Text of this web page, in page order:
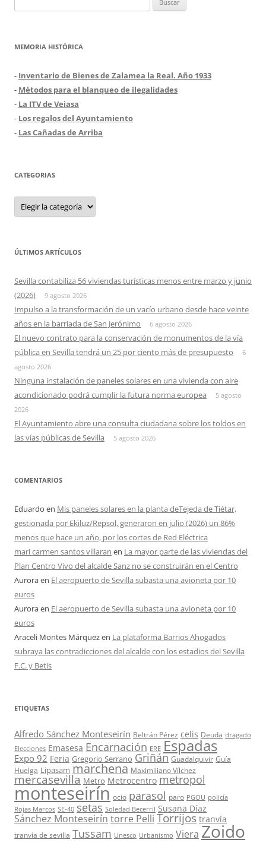
MEMORIA HISTÓRICA
- Inventario de Bienes de Zalamea la Real. Año 1933
- Métodos para el blanqueo de ilegalidades
- La ITV de Veiasa
- Los regalos del Ayuntamiento
- Las Cañadas de Arriba
CATEGORIAS
Categorias
ÚLTIMOS ARTÍCULOS
Sevilla contabiliza 56 viviendas turísticas menos entre marzo y junio
(2026)
9 agosto 2026
Impulso a la transformación de un vacío urbano desde hace veinte
años en la barriada de San Jerónimo
6 agosto 2026
El nuevo contrato para la conservación de monumentos de la vía
pública en Sevilla tendrá un 25 por ciento más de presupuesto
6
agosto 2026
Ninguna instalación de paneles solares en una vivienda con aire
acondicionado podrá cumplir la futura norma europea
5 agosto
2026
El Ayuntamiento abre una consulta ciudadana sobre los toldos en
las vías públicas de Sevilla
5 agosto 2026
COMENTARIOS
Eduardo en Mis paneles solares en la planta deTejeda de Tiétar,
gestionada por Ekiluz/Repsol, generaron en julio (2026) un 86%
menos que hace un año, por los cortes de Red Eléctrica
mari carmen santos villaran en La mayor parte de las viviendas del
Plan Centro Vivo del alcalde Sanz no se construirán en el Centro
Auroraen El aeropuerto de Sevilla subasta una avioneta por 10
euros
Auroraen El aeropuerto de Sevilla subasta una avioneta por 10
euros
Araceli Montes Márquezen La plataforma Barrios Ahogados
subraya las contradicciones del alcalde con los estadios del Sevilla
F.C. y Betis
ETIQUETAS
Alfredo Sánchez Monteseirín Beltrán Pérez celis Deuda dragado
Elecciones Emasesa Encarnación ERE Espadas
Expo 92 Feria Gregorio Serrano Griñán Guadalquivir Guía
Huelga Lipasam marchena Maximiliano Vílchez
mercasevilla Metro Metrocentro metropol
monteseirín ocio parasol paro PGOU policía
Rojas Marcos SE-40 setas Soledad Becerril Susana Díaz
Sánchez Monteseirín torre Pelli Torrijos tranvía
tranvía de sevilla Tussam Unesco Urbanismo Viera Zoido